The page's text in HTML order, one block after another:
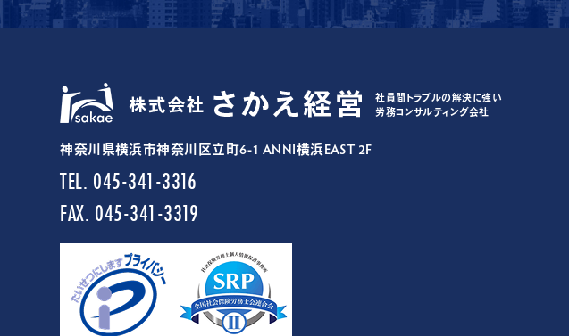
社員間トラブルの解決に強い
労務コンサルティング会社
神奈川県横浜市神奈川区立町6-1 ANNI横浜EAST 2F
TEL. 045-341-3316
FAX. 045-341-3319